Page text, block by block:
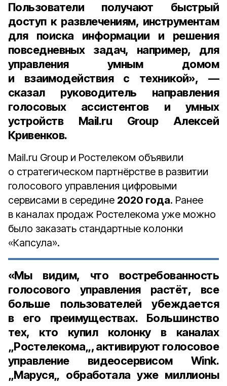
Пользователи получают быстрый
доступ к развлечениям, инструментам
для поиска информации и решения
повседневных задач, например, для
управления умным домом
и взаимодействия с техникой», —
сказал руководитель направления
голосовых ассистентов и умных
устройств Mail.ru Group Алексей
Кривенков.
Mail.ru Group и Ростелеком объявили
о стратегическом партнёрстве в развитии
голосового управления цифровыми
сервисами в середине 2020 года. Ранее
в каналах продаж Ростелекома уже можно
было заказать стандартные колонки
«Капсула».
«Мы видим, что востребованность
голосового управления растёт, все
больше пользователей убеждается
в его преимуществах. Большинство
тех, кто купил колонку в каналах
„Ростелекома„, активируют голосовое
управление видеосервисом Wink.
„Маруся„ обработала уже миллионы